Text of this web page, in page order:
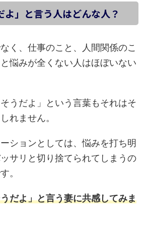
よ」と言う人はどんな人？
く、仕事のこと、人間関係のこ
悩みが全くない人はほぼいない
うだよ」という言葉もそれはそ
れません。
ションとしては、悩みを打ち明
サリと切り捨てられてしまうの
。
だよ」と言う妻に共感してみま